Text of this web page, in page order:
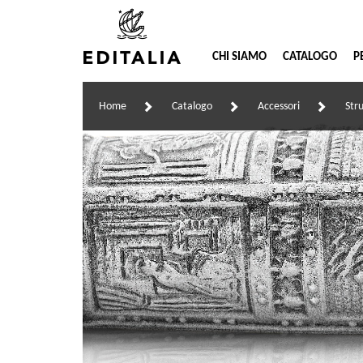
CHI SIAMO
CATALOGO
Home Catalogo Accessori